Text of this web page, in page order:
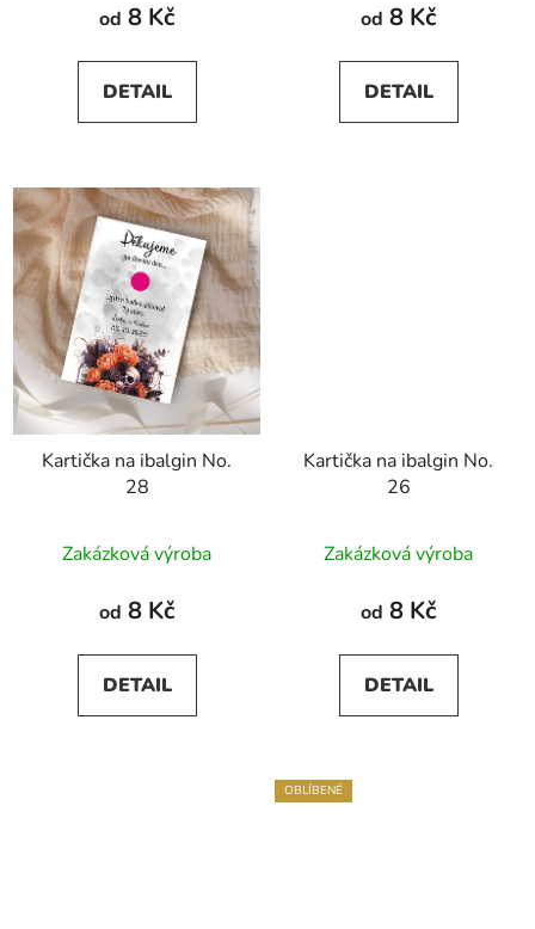
od 8 Kč
DETAIL
od 8 Kč
DETAIL
Kartička na ibalgin No.
28
hodnocení
produktu
5,0
z
Zakázková výroba
od 8 Kč
DETAIL
Kartička na ibalgin No.
26
Zakázková výroba
od 8 Kč
DETAIL
OBLÍBENÉ